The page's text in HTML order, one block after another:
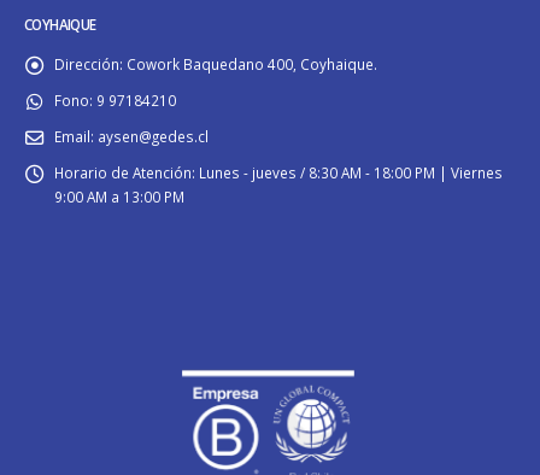
COYHAIQUE
Dirección: Cowork Baquedano 400, Coyhaique.
Fono: 9 97184210
Email: aysen@gedes.cl
Horario de Atención: Lunes - jueves / 8:30 AM - 18:00 PM | Viernes
9:00 AM a 13:00 PM